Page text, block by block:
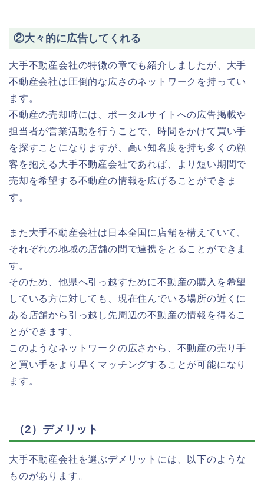
②大々的に広告してくれる
大手不動産会社の特徴の章でも紹介しましたが、大手
不動産会社は圧倒的な広さのネットワークを持ってい
ます。
不動産の売却時には、ポータルサイトへの広告掲載や
担当者が営業活動を行うことで、時間をかけて買い手
を探すことになりますが、高い知名度を持ち多くの顧
客を抱える大手不動産会社であれば、より短い期間で
売却を希望する不動産の情報を広げることができま
す。
また大手不動産会社は日本全国に店舗を構えていて、
それぞれの地域の店舗の間で連携をとることができま
す。
そのため、他県へ引っ越すために不動産の購入を希望
している方に対しても、現在住んでいる場所の近くに
ある店舗から引っ越し先周辺の不動産の情報を得るこ
とができます。
このようなネットワークの広さから、不動産の売り手
と買い手をより早くマッチングすることが可能になり
ます。
（2）デメリット
大手不動産会社を選ぶデメリットには、以下のような
ものがあります。